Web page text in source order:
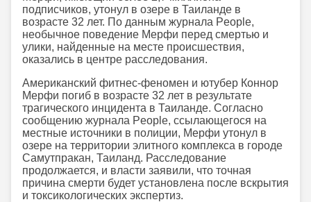
подписчиков, утонул в озере в Таиланде в
возрасте 32 лет. По данным журнала People,
необычное поведение Мерфи перед смертью и
улики, найденные на месте происшествия,
оказались в центре расследования.
Американский фитнес-феномен и ютубер Коннор
Мерфи погиб в возрасте 32 лет в результате
трагического инцидента в Таиланде. Согласно
сообщению журнала People, ссылающегося на
местные источники в полиции, Мерфи утонул в
озере на территории элитного комплекса в городе
Самутпракан, Таиланд. Расследование
продолжается, и власти заявили, что точная
причина смерти будет установлена после вскрытия
и токсикологических экспертиз.